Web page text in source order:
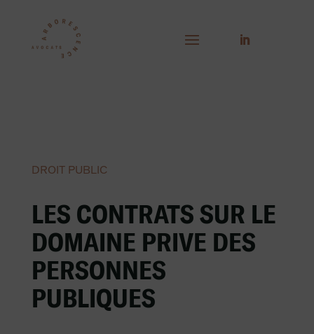
DROIT PUBLIC
LES CONTRATS SUR LE
DOMAINE PRIVE DES
PERSONNES
PUBLIQUES